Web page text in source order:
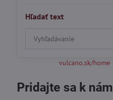
Hľadať text
Prehľadať
výsledky
vulcano.sk/home
Pridajte sa k nám